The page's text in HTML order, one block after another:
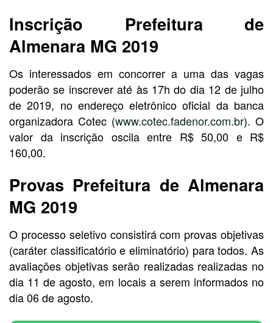
Inscrição Prefeitura de
Almenara MG 2019
Os interessados em concorrer a uma das vagas
poderão se inscrever até às 17h do dia 12 de julho
de 2019, no endereço eletrônico oficial da banca
organizadora Cotec (www.cotec.fadenor.com.br). O
valor da inscrição oscila entre R$ 50,00 e R$
160,00.
Provas Prefeitura de Almenara
MG 2019
O processo seletivo consistirá com provas objetivas
(caráter classificatório e eliminatório) para todos. As
avaliações objetivas serão realizadas realizadas no
dia 11 de agosto, em locais a serem informados no
dia 06 de agosto.